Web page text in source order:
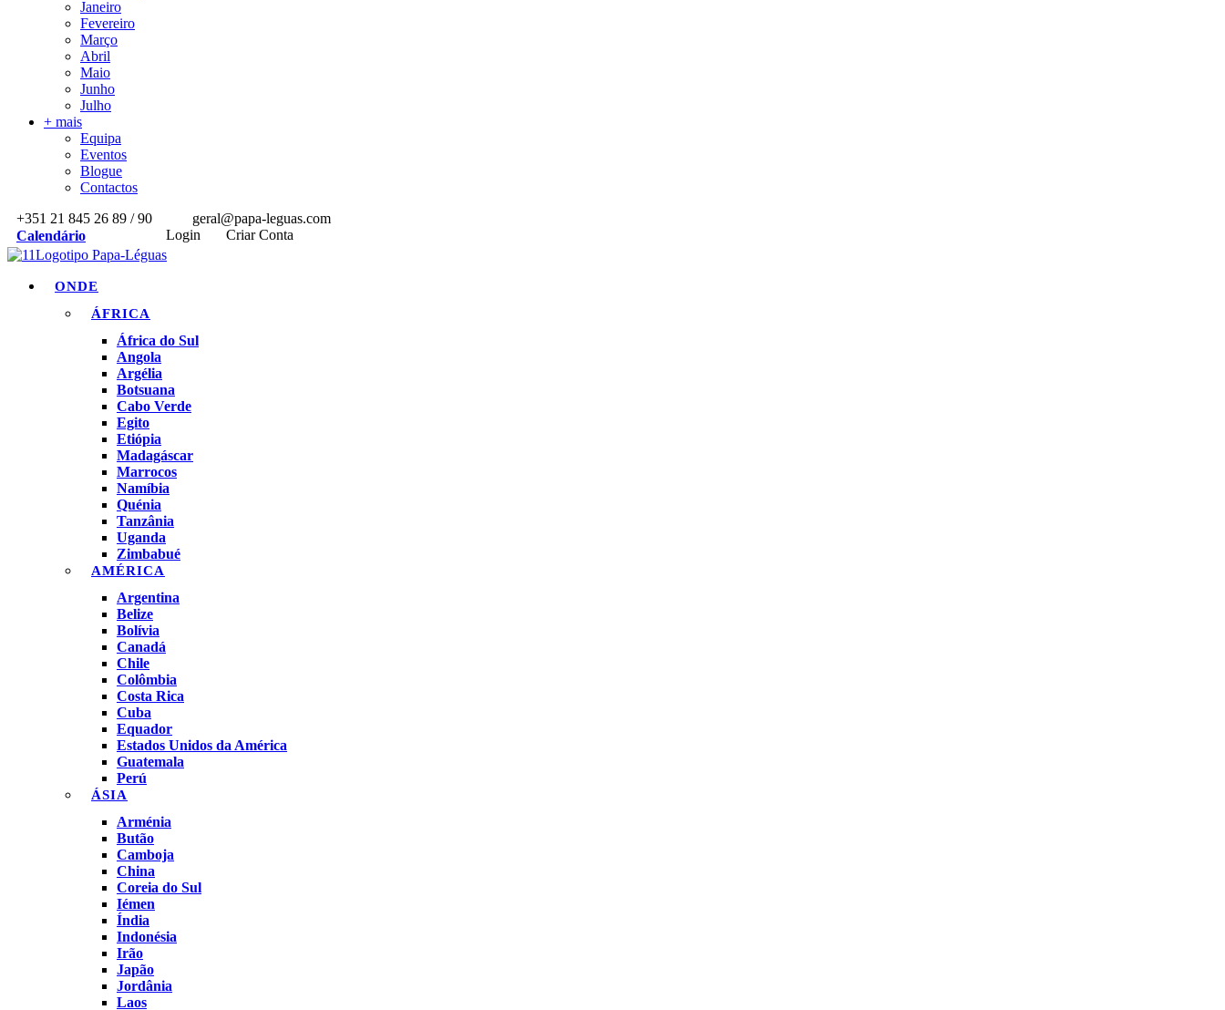
Janeiro
Fevereiro
Março
Abril
Maio
Junho
Julho
+ mais
Equipa
Eventos
Blogue
Contactos
+351 21 845 26 89 / 90
geral@papa-leguas.com
Calendário
Login Criar Conta
ONDE
ÁFRICA
África do Sul
Angola
Argélia
Botsuana
Cabo Verde
Egito
Etiópia
Madagáscar
Marrocos
Namíbia
Quénia
Tanzânia
Uganda
Zimbabué
AMÉRICA
Argentina
Belize
Bolívia
Canadá
Chile
Colômbia
Costa Rica
Cuba
Equador
Estados Unidos da América
Guatemala
Perú
ÁSIA
Arménia
Butão
Camboja
China
Coreia do Sul
Iémen
Índia
Indonésia
Irão
Japão
Jordânia
Laos